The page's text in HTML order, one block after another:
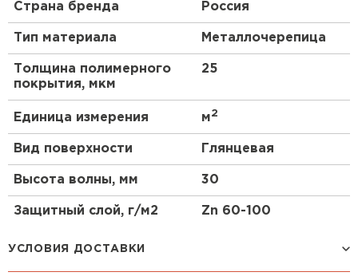
Страна бренда Россия
Тип материала Металлочерепица
Толщина полимерного
покрытия, мкм
25
Единица измерения м2
Вид поверхности Глянцевая
Высота волны, мм 30
Защитный слой, г/м2 Zn 60-100
УСЛОВИЯ ДОСТАВКИ